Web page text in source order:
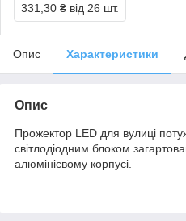
331,30 ₴ від 26 шт.
Опис Характеристики
Опис
Прожектор LED для вулиці
світлодіодним блоком
алюмінієвому корпусі.